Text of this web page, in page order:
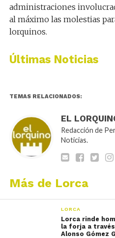
administraciones
al máximo las molestias
lorquinos.
Últimas Noticias
TEMAS RELACIONADOS:
EL
Redacción de
Noticias.
Más de Lorca
LORCA
Lorca rinde
la forja a
Alonso Gómez